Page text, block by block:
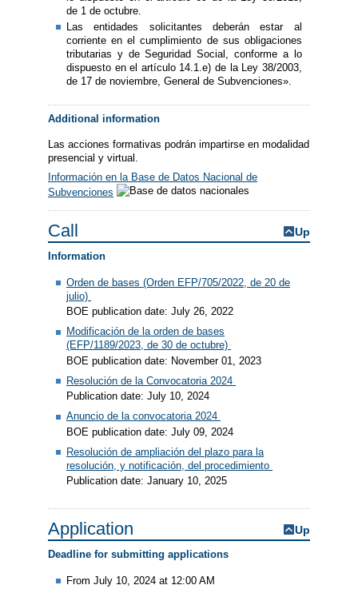
de 1 de octubre.
Las entidades solicitantes deberán estar al
corriente en el cumplimiento de sus obligaciones
tributarias y de Seguridad Social, conforme a lo
dispuesto en el artículo 14.1.e) de la Ley 38/2003,
de 17 de noviembre, General de Subvenciones».
Additional information
Las acciones formativas podrán impartirse en modalidad
presencial y virtual.
Información en la Base de Datos Nacional de
Subvenciones
Call Up
Information
Orden de bases (Orden EFP/705/2022, de 20 de
julio)
BOE publication date: July 26, 2022
Modificación de la orden de bases
(EFP/1189/2023, de 30 de octubre)
BOE publication date: November 01, 2023
Resolución de la Convocatoria 2024
Publication date: July 10, 2024
Anuncio de la convocatoria 2024
BOE publication date: July 09, 2024
Resolución de ampliación del plazo para la
resolución, y notificación, del procedimiento
Publication date: January 10, 2025
Application Up
Deadline for submitting applications
From July 10, 2024 at 12:00 AM